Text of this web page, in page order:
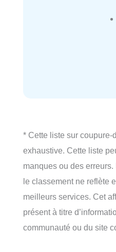
* Cette liste sur coupure-
exhaustive. Cette liste
manques ou des erreurs.
le classement ne reflète
meilleurs services. Cet
présent à titre
communauté ou du site